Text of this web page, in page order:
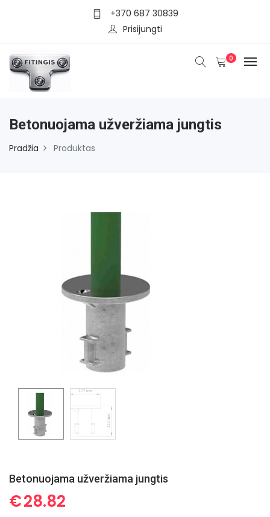
+370 687 30839
Prisijungti
0
Betonuojama užveržiama jungtis
Pradžia Produktas
Betonuojama užveržiama jungtis
€28.82